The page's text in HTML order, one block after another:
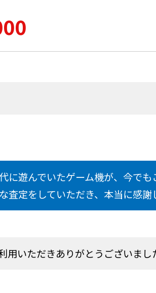
に遊んでいたゲーム機が、今で
査定をしていただき、本当に感謝
用いただきありがとうございまし